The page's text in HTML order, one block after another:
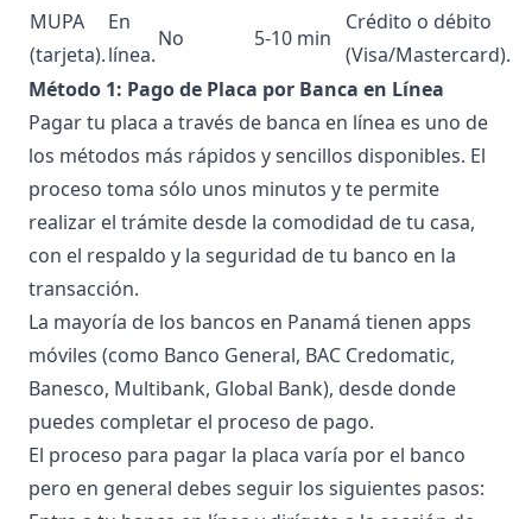
MUPA
(tarjeta).
En
línea.
No 5-10 min
Crédito o débito
(Visa/Mastercard).
Método 1: Pago de Placa por Banca en Línea
Pagar tu placa a través de banca en línea es uno de
los métodos más rápidos y sencillos disponibles. El
proceso toma sólo unos minutos y te permite
realizar el trámite desde la comodidad de tu casa,
con el respaldo y la seguridad de tu banco en la
transacción.
La mayoría de los bancos en Panamá tienen apps
móviles (como Banco General, BAC Credomatic,
Banesco, Multibank, Global Bank), desde donde
puedes completar el proceso de pago.
El proceso para pagar la placa varía por el banco
pero en general debes seguir los siguientes pasos: